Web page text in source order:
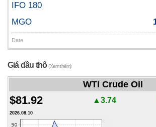
IFO 180
MGO
Date
Giá dầu thô(Xem thêm)
WTI Crude Oil
$81.92 ▲3.74
2026.08.10